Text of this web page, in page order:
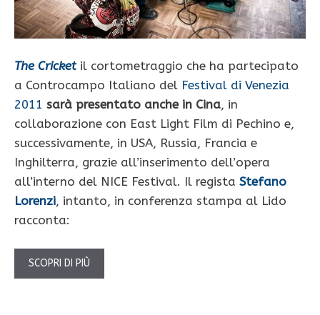
The Cricketil cortometraggio che ha partecipato
a Controcampo Italiano del Festival di Venezia
2011 sarà presentato anche in Cina, in
collaborazione con East Light Film di Pechino e,
successivamente, in USA, Russia, Francia e
Inghilterra, grazie all’inserimento dell’opera
all’interno del NICE Festival. Il regista Stefano
Lorenzi, intanto, in conferenza stampa al Lido
racconta:
SCOPRI DI PIÙ